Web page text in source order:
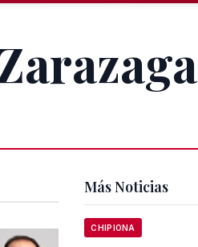
Más Noticias
CHIPIONA